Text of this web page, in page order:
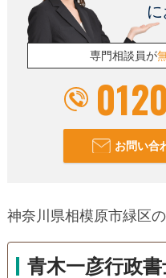
専門相談員が
お問い合
神奈川県相模原市緑区
青木一彦行政